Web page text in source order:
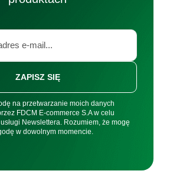
na przetwarzanie moich danych
FDCM E-commerce S.A w celu
Newslettera. Rozumiem, że mogę
w dowolnym momencie.
ZAPISZ SIĘ